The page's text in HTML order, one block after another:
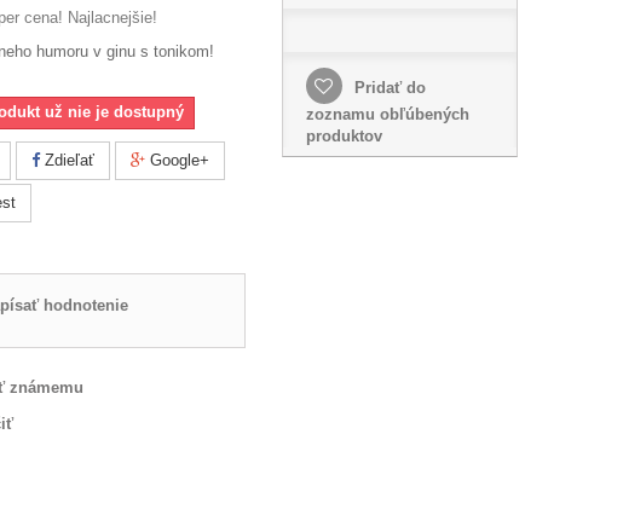
cena! Najlacnejšie!
humoru v ginu s tonikom!
už nie je dostupný
Zdieľať Google+
hodnotenie
známemu
Pridať do
zoznamu obľúbených
produktov